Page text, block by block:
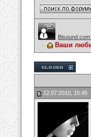
Ваши
12.07.2010, 15:45